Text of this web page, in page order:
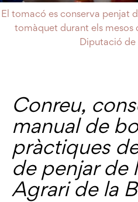
El tomacó es conserva penjat
tomàquet durant els mesos
Diputació de
Conreu,
manual de
pràctiques
de penjar de
Agrari de la